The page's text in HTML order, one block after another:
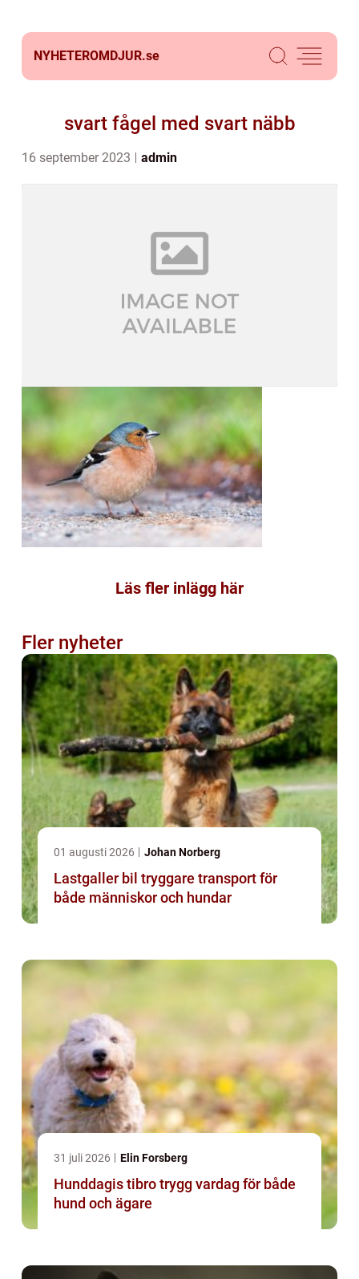
NYHETEROMDJUR.se
svart fågel med svart näbb
16 september 2023 admin
Läs fler inlägg här
Fler nyheter
01 augusti 2026 Johan Norberg
Lastgaller bil tryggare transport för
både människor och hundar
31 juli 2026 Elin Forsberg
Hunddagis tibro trygg vardag för både
hund och ägare